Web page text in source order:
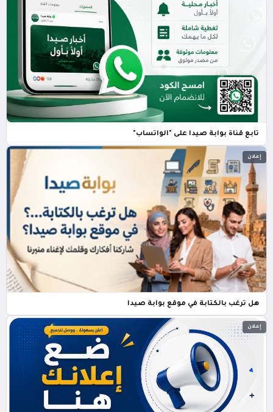
تابع قناة بوابة صيدا على "الواتساب"
إعلان
هل ترغب بالكتابة في موقع بوابة صيدا
إعلان